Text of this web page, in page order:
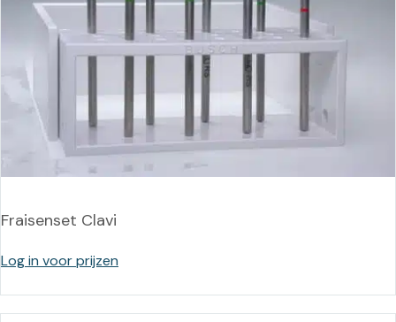
Fraisenset Clavi
Log in voor prijzen